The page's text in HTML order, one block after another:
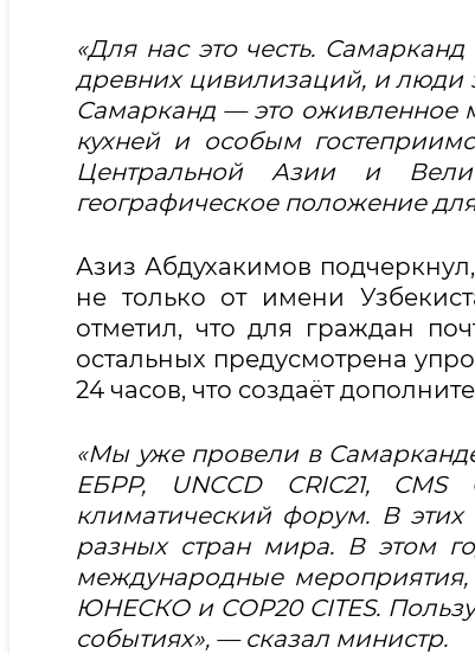
«Для нас это честь.
древних цивилизаций, и люди
Самарканд — это оживленное
кухней и особым
Центральной Азии и
географическое положение
Азиз Абдухакимов
не только от имени
отметил, что для граждан
остальных предусмотрена
24 часов, что создаёт
«Мы уже провели в
ЕБРР, UNCCD CRIC21,
климатический форум. В этих
разных стран мира. В этом
международные мероприятия,
ЮНЕСКО и COP20 CITES.
событиях», — сказал министр.